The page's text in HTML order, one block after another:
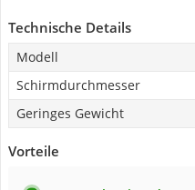
Technische Details
Modell
Schirmdurchmesser
Geringes Gewicht
Vorteile